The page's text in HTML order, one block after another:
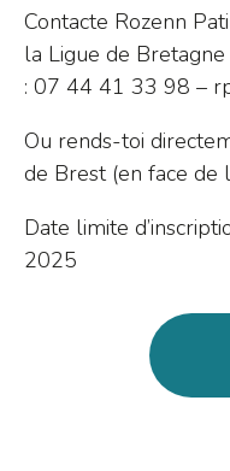
Contacte Rozenn
la Ligue de
: 07 44 41 33 98 –
Ou rends-toi
de Brest (en face de
Date limite
2025